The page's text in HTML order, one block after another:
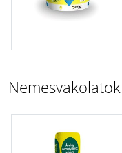
Nemesvakolatok